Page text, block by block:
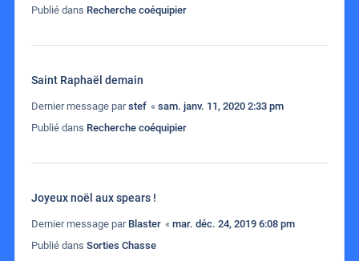
Publié dans Recherche coéquipier
Saint Raphaël demain
Dernier message parstef « sam. janv. 11, 2020 2:33 pm
Publié dans Recherche coéquipier
Joyeux noël aux spears !
Dernier message par Blaster « mar. déc. 24, 2019 6:08 pm
Publié dans Sorties Chasse